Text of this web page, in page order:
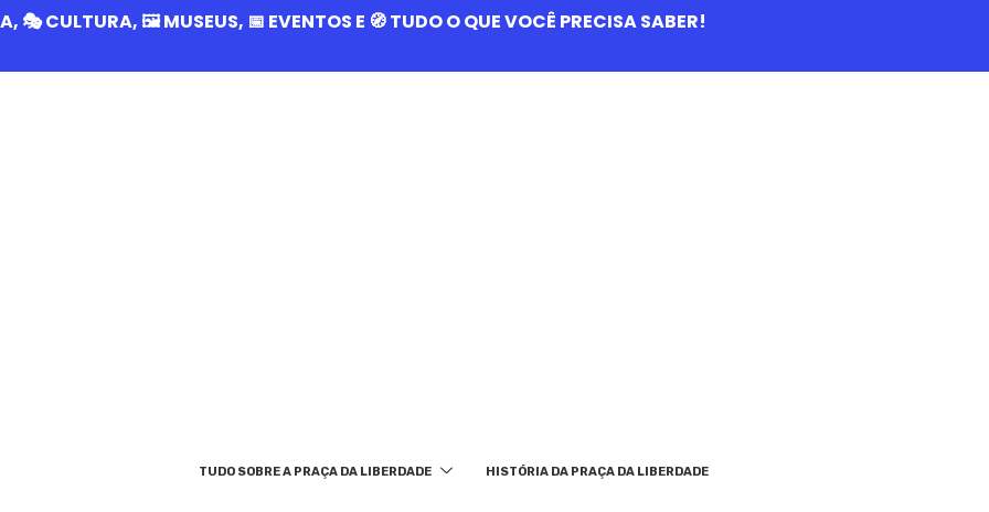
🎭 CULTURA, 🖼️ MUSEUS, 📅 EVENTOS E 🧭 TUDO O QUE VOCÊ PRECISA SABER!
TUDO SOBRE A PRAÇA DA LIBERDADE HISTÓRIA DA PRAÇA DA LIBERDADE